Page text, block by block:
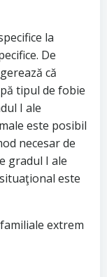
la
De
că
tipul de fobie
I ale
este posibil
necesar de
gradul I ale
este
extrem